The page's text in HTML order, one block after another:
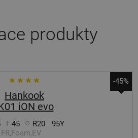
produkty
-45%
Hankook
iON evo
45 R20
95Y
FR,Foam,EV